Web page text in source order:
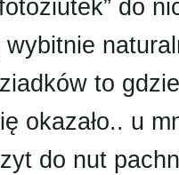
do
to
okazało.. u
do nut